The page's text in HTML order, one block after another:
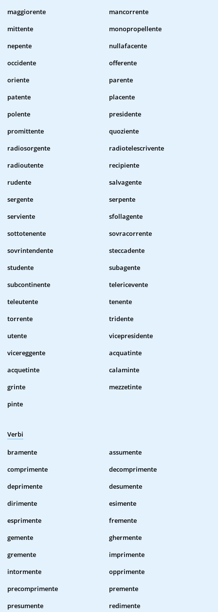
maggiorente
mancorrente
mittente
monopropellente
nepente
nullafacente
occidente
offerente
oriente
parente
patente
placente
polente
presidente
promittente
quoziente
radiosorgente
radiotelescrivente
radioutente
recipiente
rudente
salvagente
sergente
serpente
serviente
sfollagente
sottotenente
sovracorrente
sovrintendente
steccadente
studente
subagente
subcontinente
telericevente
teleutente
tenente
torrente
tridente
utente
vicepresidente
vicereggente
acquatinte
acquetinte
calaminte
grinte
mezzetinte
pinte
Verbi
bramente
assumente
comprimente
decomprimente
deprimente
desumente
dirimente
esimente
esprimente
fremente
gemente
ghermente
gremente
imprimente
intormente
opprimente
precomprimente
premente
presumente
redimente